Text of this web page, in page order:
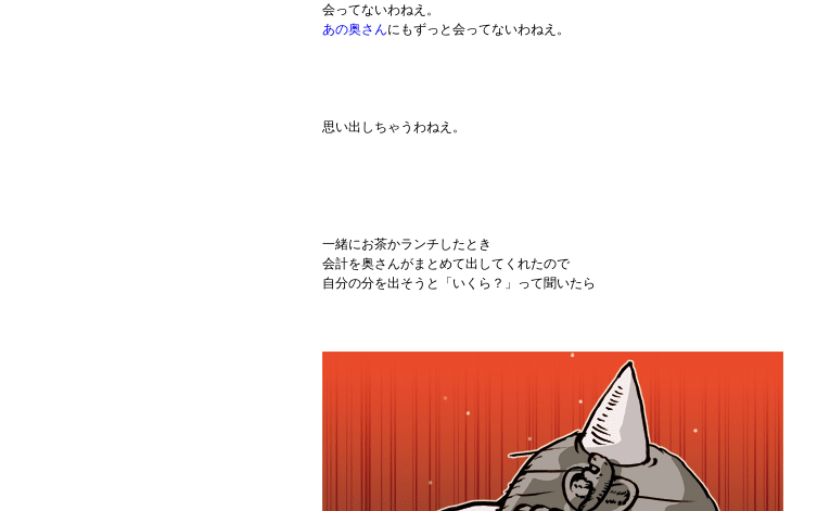
会ってないわねえ。
あの奥さんにもずっと会ってないわねえ。
思い出しちゃうわねえ。
一緒にお茶かランチしたとき
会計を奥さんがまとめて出してくれたので
自分の分を出そうと「いくら？」って聞いたら